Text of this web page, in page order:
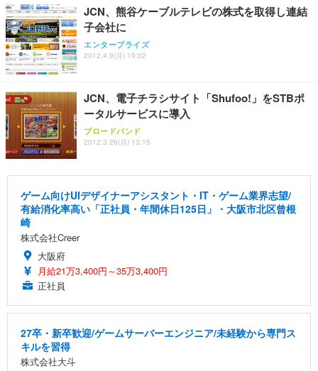
ト 幅52×奥行58.5×高さ84～96cm テレワーク 在宅
勤務 ブラック
￥4,139
像低減 (3年保証 | 輝点保証 | 日本メーカー)
￥34,980
￥3,731
JCN、熊谷ケーブルテレビの株式を取得し連結
子会社に
エンタープライズ
2012.4.9(月) 19:02
JCN、電子チラシサイト「Shufoo!」をSTBポ
ータルサービスに導入
ブロードバンド
2012.3.26(月) 13:15
ゲーム向けUIデザイナーアシスタント・IT・ゲーム業界志望/
有給消化率高い「正社員・年間休日125日」・大阪市北区曾根
崎
株式会社Creer
大阪府
月給21万3,400円～35万3,400円
正社員
27卒・新卒歓迎/ゲームサーバーエンジニア/未経験から専門ス
キルを習得
株式会社大斗